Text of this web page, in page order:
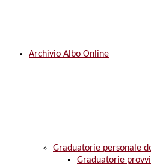
Archivio Albo Online
Graduatorie personale
Graduatorie